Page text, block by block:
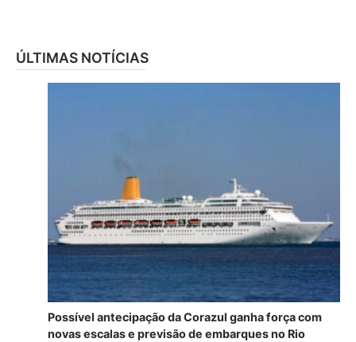
ÚLTIMAS NOTÍCIAS
Possível antecipação da Corazul ganha força com
novas escalas e previsão de embarques no Rio